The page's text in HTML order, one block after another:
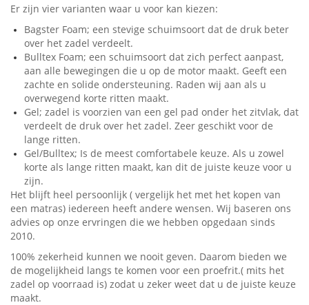
Er zijn vier varianten waar u voor kan kiezen:
Bagster Foam; een stevige schuimsoort dat de druk beter
over het zadel verdeelt.
Bulltex Foam; een schuimsoort dat zich perfect aanpast,
aan alle bewegingen die u op de motor maakt. Geeft een
zachte en solide ondersteuning. Raden wij aan als u
overwegend korte ritten maakt.
Gel; zadel is voorzien van een gel pad onder het zitvlak, dat
verdeelt de druk over het zadel. Zeer geschikt voor de
lange ritten.
Gel/Bulltex; Is de meest comfortabele keuze. Als u zowel
korte als lange ritten maakt, kan dit de juiste keuze voor u
zijn.
Het blijft heel persoonlijk ( vergelijk het met het kopen van
een matras) iedereen heeft andere wensen. Wij baseren ons
advies op onze ervringen die we hebben opgedaan sinds
2010.
100% zekerheid kunnen we nooit geven. Daarom bieden we
de mogelijkheid langs te komen voor een proefrit.( mits het
zadel op voorraad is) zodat u zeker weet dat u de juiste keuze
maakt.